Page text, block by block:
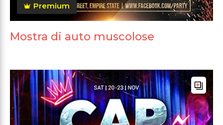
Premium
Mostra di auto muscolose